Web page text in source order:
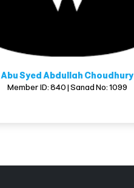
Abu Syed Abdullah Choudhury
Member ID: 840 | Sanad No: 1099